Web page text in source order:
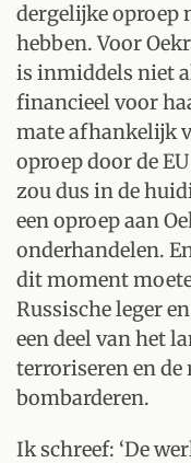
dergelijke oproep
hebben. Voor
is inmiddels niet
financieel voor
mate afhankelijk
oproep door de
zou dus in de
een oproep aan
onderhandelen.
dit moment
Russische leger
een deel van het
terroriseren en de
bombarderen.
Ik schreef: ‘De